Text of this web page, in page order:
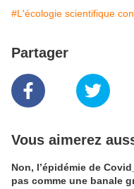
#L'écologie scientifique
Partager
Vous aimerez
Non, l’épidémie de Covid_19
pas comme une banale